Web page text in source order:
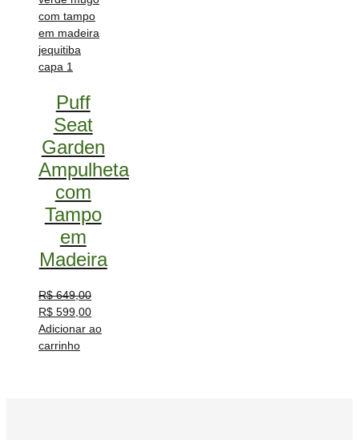
Puff
Seat
Garden
Ampulheta
com
Tampo
em
Madeira
R$649,00
R$ 599,00
Adicionar ao
carrinho